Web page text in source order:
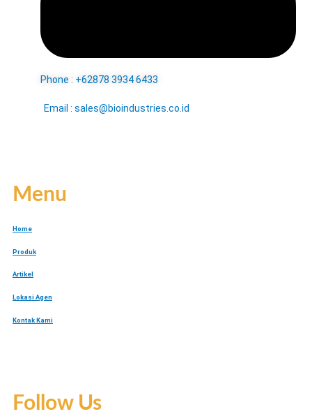
Phone : +62878 3934 6433
Email : sales@bioindustries.co.id
Menu
Home
Produk
Artikel
Lokasi Agen
Kontak Kami
Follow Us